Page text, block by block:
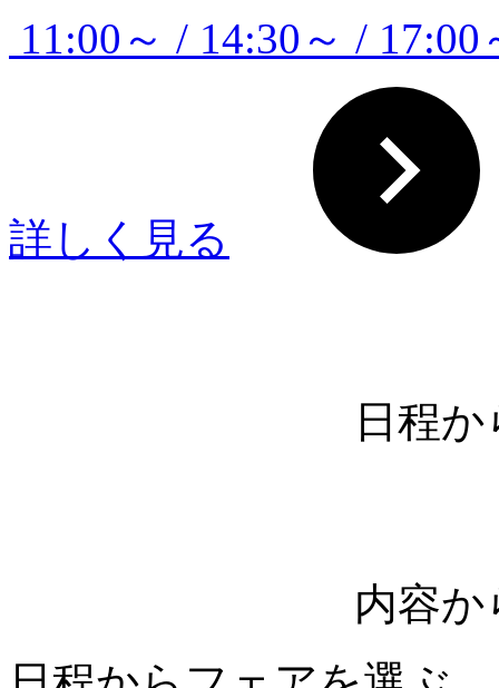
11:00～ / 14:30～ / 17:00
詳しく見る
日程
内容